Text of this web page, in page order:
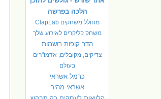
הלכה בפרשה
מחולל משחקים ClapLab
משחק קליקרים לאירוע שלך
הדר קופות רושמות
צדיקים, מקובלים, אדמו"רים
בעולם
כרמל אשראי
אשראי מהיר